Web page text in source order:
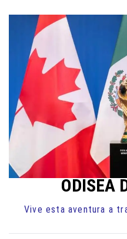
contenido
ODISEA
Vive esta aventura a